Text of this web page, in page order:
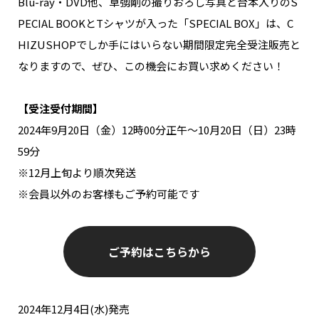
お問い合わせ
メールマガジン登録/解除
PECIAL BOOKとTシャツが入った「SPECIAL BOX」は、C
HIZUSHOPでしか手にはいらない期間限定完全受注販売と
なりますので、ぜひ、この機会にお買い求めください！
【受注受付期間】
2024年9月20日（金）12時00分正午～10月20日（日）23時
59分
※12月上旬より順次発送
※会員以外のお客様もご予約可能です
ご予約はこちらから
2024年12月4日(水)発売